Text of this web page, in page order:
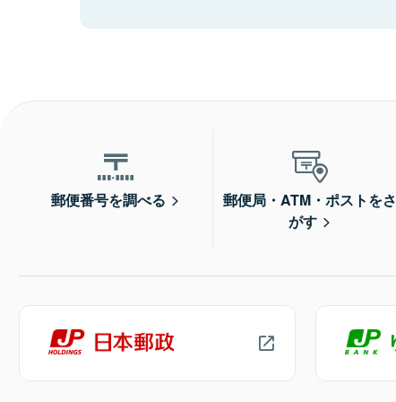
郵便番号を調べる
郵便局・ATM・ポストをさ
がす